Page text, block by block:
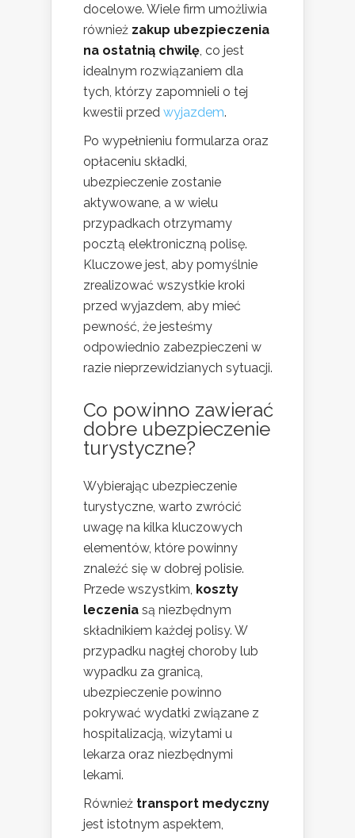
docelowe. Wiele firm umożliwia
również zakup ubezpieczenia
na ostatnią chwilę , co jest
idealnym rozwiązaniem dla
tych, którzy zapomnieli o tej
kwestii przed wyjazdem.
Po wypełnieniu formularza oraz
opłaceniu składki,
ubezpieczenie zostanie
aktywowane, a w wielu
przypadkach otrzymamy
pocztą elektroniczną polisę.
Kluczowe jest, aby pomyślnie
zrealizować wszystkie kroki
przed wyjazdem, aby mieć
pewność, że jesteśmy
odpowiednio zabezpieczeni w
razie nieprzewidzianych sytuacji.
Co powinno zawierać
dobre ubezpieczenie
turystyczne?
Wybierając ubezpieczenie
turystyczne, warto zwrócić
uwagę na kilka kluczowych
elementów, które powinny
znaleźć się w dobrej polisie.
Przede wszystkim, koszty
leczenia są niezbędnym
składnikiem każdej polisy. W
przypadku nagłej choroby lub
wypadku za granicą,
ubezpieczenie powinno
pokrywać wydatki związane z
hospitalizacją, wizytami u
lekarza oraz niezbędnymi
lekami.
Również transport medyczny
jest istotnym aspektem,